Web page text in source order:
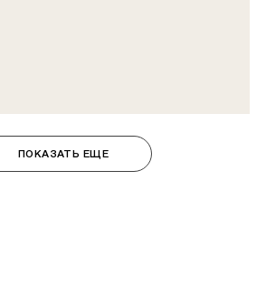
ПОКАЗАТЬ ЕЩЕ